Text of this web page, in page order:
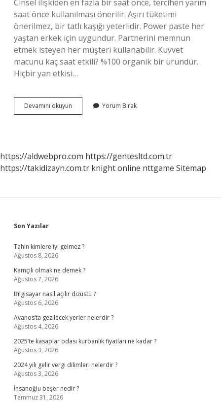
Cinsel ilişkiden en fazla bir saat önce, tercihen yarım
saat önce kullanılması önerilir. Aşırı tüketimi
önerilmez, bir tatlı kaşığı yeterlidir. Power paste her
yaştan erkek için uygundur. Partnerini memnun
etmek isteyen her müşteri kullanabilir. Kuvvet
macunu kaç saat etkili? %100 organik bir üründür.
Hiçbir yan etkisi…
Devamını okuyun
Yedikten
Yorum Bırak
https://aldwebpro.com https://gentesltd.com.tr
https://takidizayn.com.tr knight online nttgame Sitemap
Sidebar
Son Yazılar
Tahin kimlere iyi gelmez ?
Ağustos 8, 2026
Kamçılı olmak ne demek ?
Ağustos 7, 2026
Bilgisayar nasıl açılır dizüstü ?
Ağustos 6, 2026
Avanos’ta gezilecek yerler nelerdir ?
Ağustos 4, 2026
2025’te kasaplar odası kurbanlık fiyatları ne kadar ?
Ağustos 3, 2026
2024 yılı gelir vergi dilimleri nelerdir ?
Ağustos 3, 2026
İnsanoğlu beşer nedir ?
Temmuz 31, 2026